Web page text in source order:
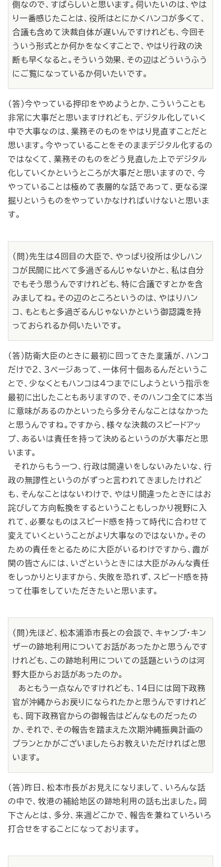
側なので、すばらしいと思います。伺いたいのは、やは
り一番感じたことは、役所はとにかくハンコが多くて、
合議も含めて決裁自体が遅いんですけれども、今回そ
ういう形式とか何かをなくすことで、やはり行政の決
断も早くなると。そういう効果、その辺はどういうふう
にご覧になっているか伺いたいです。
（答）今やっている押印をやめようとか、こういうことも
非常に大事だと思いますけれども、デジタル化していく
中で大事なのは、業務そのものをやはり見直すことだと
思います。今やっていることをそのままデジタル化するの
ではなくて、業務そのものをどう見直した上でデジタル
化していくかというところが大事だと思いますので、今
やっていることは極めて表層的な話であって、更なる深
掘りというものをやっていかなければいけないと思いま
す。
（問）先生は４回目の大臣で、やっぱり役所は少しハン
コが民間に比べて多過ぎるんじゃないかと、私は自分
でもそう思うんですけれども、特に合議ですとかを含
みましてね。その辺のところというのは、やはりハン
コ、もともと多過ぎるんじゃないかという御認識を持
っておられるか伺いたいです。
（答）防衛大臣のときに最初に回ってきた稟議が、ハンコ
だけで２、３ページあって、一体何十個あるんだというこ
とで、少なくともハンコは４つまでにしようという指示を
最初に出したこともありますので、そのハンコ全てに本当
に意味があるのかといったら多分そんなことはなかった
と思うんですね。ですから、様々な決裁のスピードアッ
プ、あるいは責任を持って決めるというのが大事だと思
います。
それからもう一つ、行政は間違いをしないみたいな、行
政の無謬性というのがずっと言われてきましたけれど
も、そんなことはないわけで、やはり間違ったときにはお
詫びして方向転換をするということもしっかり視野に入
れて、必要なものはスピード感を持って時代に合わせて
変えていくということがより大事なのではないか。その
ための責任をとるために大臣がいるわけですから、霞が
関の皆さんには、いざというときには大臣がみんな責任
をしっかりとりますから、失敗を恐れず、スピード感を持
って仕事をしていただきたいと思います。
（問）先ほど、松本浦添市長との会談で、キャンプ・キン
ザーの跡地利用についてお話があったかと思うんです
けれども、この跡地利用についての話題というのは河
野大臣からお話があったのか。
あともう一点なんですけれども、14日には岡下政務
官が沖縄からお戻りになられたかと思うんですけれど
も、岡下政務官からの御報告はどんなものだったの
か、それで、その報告を踏まえた次期沖縄振興計画の
プランとかがございましたらお教えいただければと思
います。
（答）昨日、松本市長がお見えになりまして、いろんな話
の中で、牧港の補給地区の跡地利用の話も出ました。岡
下さんとは、多分、来週どこかで、報告を兼ねていろいろ
打合せをすることになっております。